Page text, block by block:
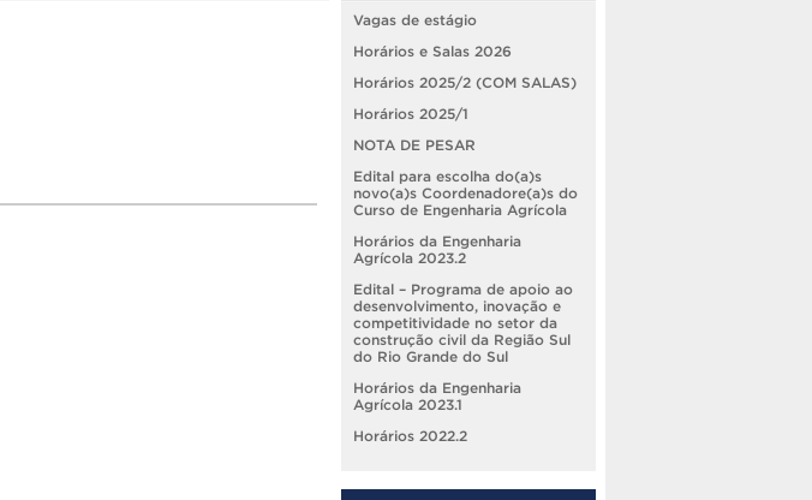
Vagas de estágio
Horários e Salas 2026
Horários 2025/2 (COM SALAS)
Horários 2025/1
NOTA DE PESAR
Edital para escolha do(a)s
novo(a)s Coordenadore(a)s do
Curso de Engenharia Agrícola
Horários da Engenharia
Agrícola 2023.2
Edital – Programa de apoio ao
desenvolvimento, inovação e
competitividade no setor da
construção civil da Região Sul
do Rio Grande do Sul
Horários da Engenharia
Agrícola 2023.1
Horários 2022.2